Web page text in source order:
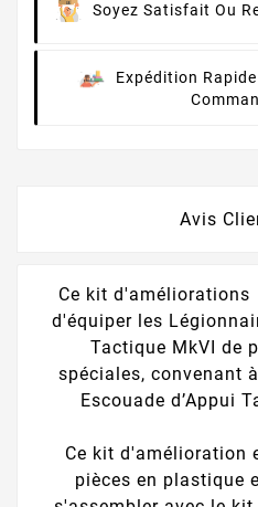
Soyez Satisfait Ou
Expédition
Avis
Ce kit
d'équiper les
Tactique MkVI de
spéciales, convenant
Escouade d’Appui
Ce kit d'amélioration
pièces en plastique